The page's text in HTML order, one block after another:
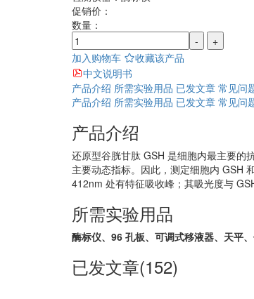
促销价：
数量：
-
+
加入购物车
收藏该产品
中文说明书
产品介绍 所需实验用品 已发文章 常见问
产品介绍 所需实验用品 已发文章 常见问
产品介绍
还原型谷胱甘肽 GSH 是细胞内最主要的
主要动态指标。因此，测定细胞内 GSH
412nm 处有特征吸收峰；其吸光度与
所需实验用品
酶标仪、96 孔板、可调式移液器、天平
已发文章(152)